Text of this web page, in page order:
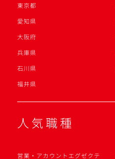
東京都
愛知県
大阪府
兵庫県
石川県
福井県
人気職種
営業・アカウントエグゼクテ